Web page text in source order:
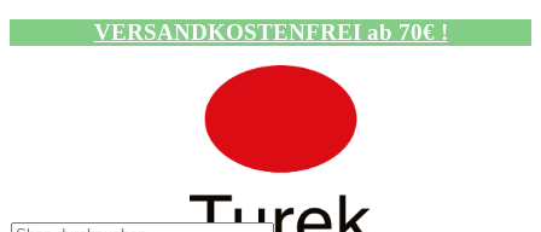
VERSANDKOSTENFREI ab 70€ !